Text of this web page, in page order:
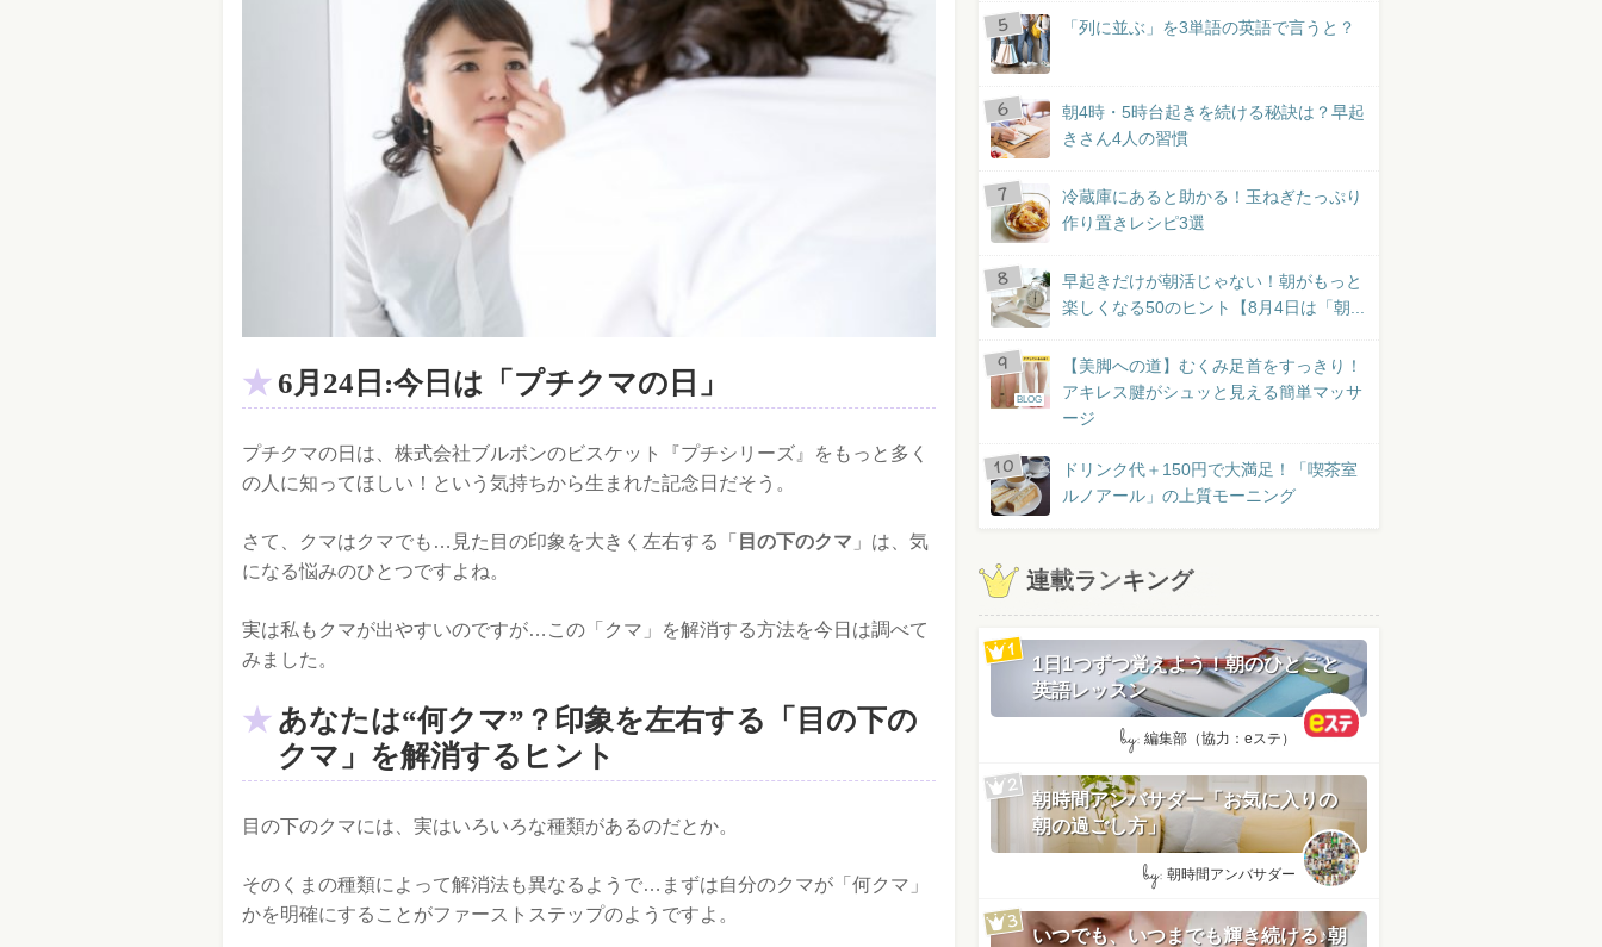
6月24日:今日は「プチクマの日」
プチクマの日は、株式会社ブルボンのビスケット『プチシリーズ』をもっと多く
の人に知ってほしい！という気持ちから生まれた記念日だそう。
さて、クマはクマでも…見た目の印象を大きく左右する「 目の下のクマ 」は、気
になる悩みのひとつですよね。
実は私もクマが出やすいのですが…この「クマ」を解消する方法を今日は調べて
みました。
あなたは“何クマ”？印象を左右する「目の下の
クマ」を解消するヒント
目の下のクマには、実はいろいろな種類があるのだとか。
そのくまの種類によって解消法も異なるようで…まずは自分のクマが「何クマ」
かを明確にすることがファーストステップのようですよ。
「列に並ぶ」を3単語の英語で言うと？
朝4時・5時台起きを続ける秘訣は？早起
きさん4人の習慣
冷蔵庫にあると助かる！玉ねぎたっぷり
作り置きレシピ3選
早起きだけが朝活じゃない！朝がもっと
楽しくなる50のヒント【8月4日は「朝...
BLOG
【美脚への道】むくみ足首をすっきり！
アキレス腱がシュッと見える簡単マッサ
ージ
ドリンク代＋150円で大満足！「喫茶室
ルノアール」の上質モーニング
連載ランキング
1日1つずつ覚えよう！朝のひとこと
英語レッスン
by: 編集部（協力：eステ）
朝時間アンバサダー「お気に入りの
朝の過ごし方」
by: 朝時間アンバサダー
いつでも、いつまでも輝き続ける♪朝